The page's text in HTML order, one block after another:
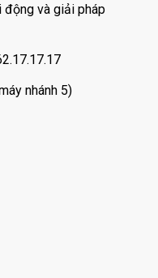
động và giải pháp
nhánh 5)